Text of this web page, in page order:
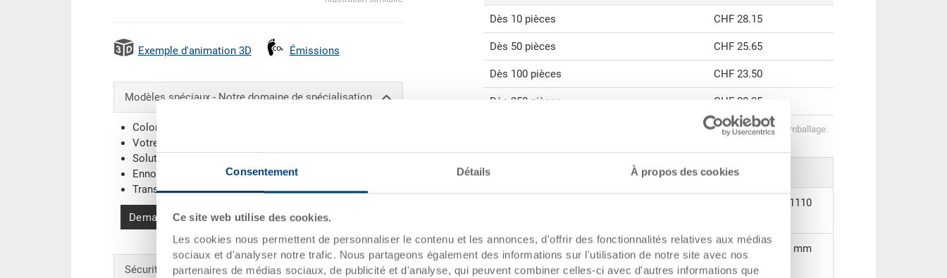
Consentement Détails À propos des cookies
Ce site web utilise des cookies.
Les cookies nous permettent de personnaliser le contenu et les annonces, d'offrir des fonctionnalités relatives aux médias
sociaux et d'analyser notre trafic. Nous partageons également des informations sur l'utilisation de notre site avec nos
partenaires de médias sociaux, de publicité et d'analyse, qui peuvent combiner celles-ci avec d'autres informations que
Exemple d'animation 3D Émissions
Modèles spéciaux - Notre domaine de spécialisation
Coloris supplémentaires
Votre logo / Marquage
Solutions de systèmes individuels
Ennoblissements
Transpondeur (RFID) / Codes-barres(Exemples)
Demander une offre
Sécurité & Commande
Dès 10 pièces CHF 28.15
Dès 50 pièces CHF 25.65
Dès 100 pièces CHF 23.50
Dès 250 pièces CHF 20.35
Quantités échelonnées correspondent aux unités d’emballage.
36-204-13.1110
Dimensions
extérieures:
400 x 300 x 235 mm